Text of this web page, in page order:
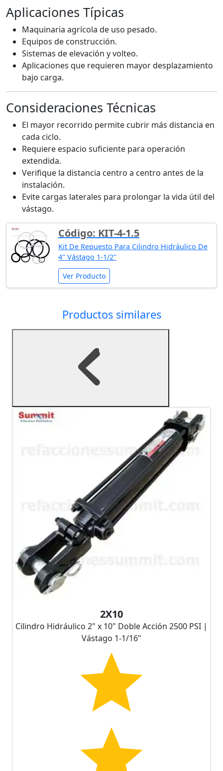
Aplicaciones Típicas
Maquinaria agrícola de uso pesado.
Equipos de construcción.
Sistemas de elevación y volteo.
Aplicaciones que requieren mayor desplazamiento
bajo carga.
Consideraciones Técnicas
El mayor recorrido permite cubrir más distancia en
cada ciclo.
Requiere espacio suficiente para operación
extendida.
Verifique la distancia centro a centro antes de la
instalación.
Evite cargas laterales para prolongar la vida útil del
vástago.
Código: KIT-4-1.5
Kit De Repuesto Para Cilindro Hidráulico De
4" Vástago 1-1/2"
Ver Producto
Productos similares
2X10
Cilindro Hidráulico 2" x 10" Doble Acción 2500 PSI |
Vástago 1-1/16"